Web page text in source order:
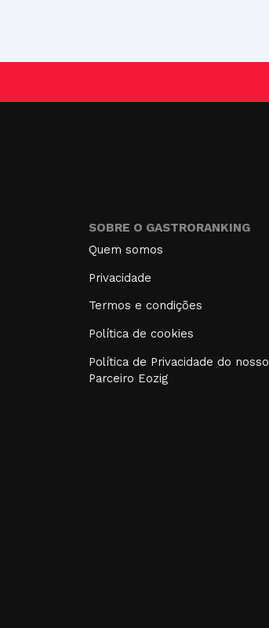
SOBRE O GASTRORANKING
Quem somos
Privacidade
Termos e condições
Política de cookies
Política de Privacidade do nosso
Parceiro Eozig